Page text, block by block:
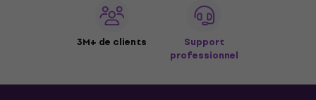
3M+ de clients
Support
professionnel